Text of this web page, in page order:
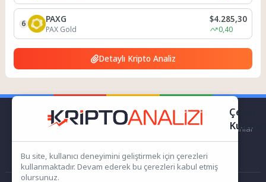
6 PAXG
PAX Gold
$4.285,30
0,40
Detaylı Kripto Analiz
kriptoanalizi.com Sitemiz bünyesindeki içerikleri izinsiz kullananlar
hakkında T.C.K kanun ve yönetmeliklerine göre yasal işlem
Çerez
Bu site, kullanıcı deneyimini geliştirmek için çerezleri
kullanmaktadır. Devam ederek bu çerezleri kabul etmiş
olursunuz.